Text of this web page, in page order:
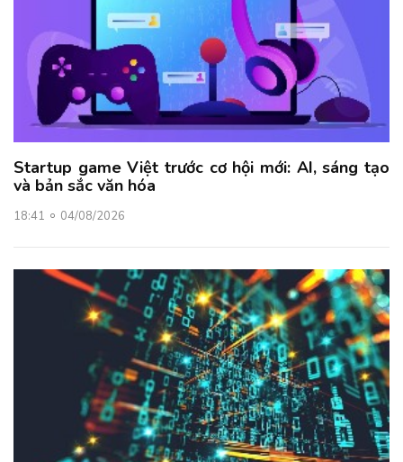
Startup game Việt trước cơ hội mới: AI, sáng tạo
và bản sắc văn hóa
18:41 04/08/2026